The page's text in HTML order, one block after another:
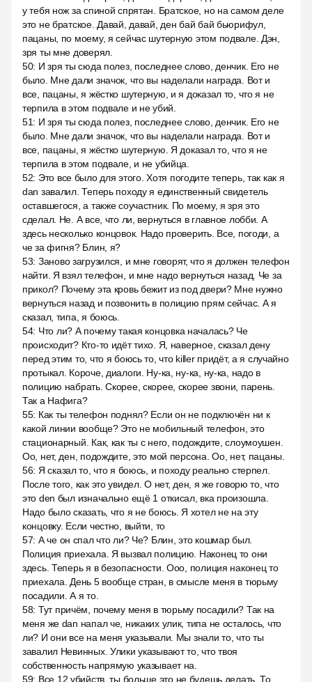
у тебя нож за спиной спрятан. Братское, но на самом деле
это не братское. Давай, давай, ден бай бай бьюрифул,
пацаны, по моему, я сейчас шутерную этом подвале. Дэн,
зря ты мне доверял.
50: И зря ты сюда полез, последнее слово, денчик. Его не
было. Мне дали значок, что вы наделали награда. Вот и
все, пацаны, я жёстко шутерную, и я доказал то, что я не
терпила в этом подвале и не убий.
51: И зря ты сюда полез, последнее слово, денчик. Его не
было. Мне дали значок, что вы наделали награда. Вот и
все, пацаны, я жёстко шутерную. Я доказал то, что я не
терпила в этом подвале, и не убийца.
52: Это все было для этого. Хотя погодите теперь, так как я
dan завалил. Теперь походу я единственный свидетель
оставшегося, а также соучастник. По моему, я зря это
сделал. Не. А все, что ли, вернуться в главное лобби. А
здесь несколько концовок. Надо проверить. Все, погоди, а
че за фигня? Блин, я?
53: Заново загрузился, и мне говорят, что я должен телефон
найти. Я взял телефон, и мне надо вернуться назад. Че за
прикол? Почему эта кровь бежит из под двери? Мне нужно
вернуться назад и позвонить в полицию прям сейчас. А я
сказал, типа, я боюсь.
54: Что ли? А почему такая концовка началась? Че
происходит? Кто-то идёт тихо. Я, наверное, сказал дену
перед этим то, что я боюсь то, что killer придёт, а я случайно
протыкал. Короче, диалоги. Ну-ка, ну-ка, ну-ка, надо в
полицию набрать. Скорее, скорее, скорее звони, парень.
Так а Нафига?
55: Как ты телефон поднял? Если он не подключён ни к
какой линии вообще? Это не мобильный телефон, это
стационарный. Как, как ты с него, подождите, слоумоушен.
Оо, нет, ден, подождите, это мой персона. Оо, нет, пацаны.
56: Я сказал то, что я боюсь, и походу реально стерпел.
После того, как это увидел. О нет, ден, я же говорю то, что
это den был изначально ещё 1 откисал, вка произошла.
Надо было сказать, что я не боюсь. Я хотел не на эту
концовку. Если честно, выйти, то
57: А че он спал что ли? Че? Блин, это кошмар был.
Полиция приехала. Я вызвал полицию. Наконец то они
здесь. Теперь я в безопасности. Ооо, полиция наконец то
приехала. День 5 вообще стран, в смысле меня в тюрьму
посадили. А я то.
58: Тут причём, почему меня в тюрьму посадили? Так на
меня же dan напал че, никаких улик, типа не осталось, что
ли? И они все на меня указывали. Мы знали то, что ты
завалил Невинных. Улики указывают то, что твоя
собственность напрямую указывает на.
59: Все 12 убийств, ты больше это не будешь делать. То,